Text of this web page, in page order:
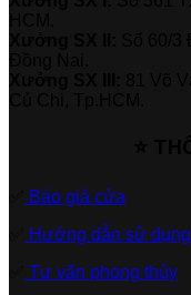
Báo giá cửa
Hướng dẫn sử
Tư vấn phong thủy